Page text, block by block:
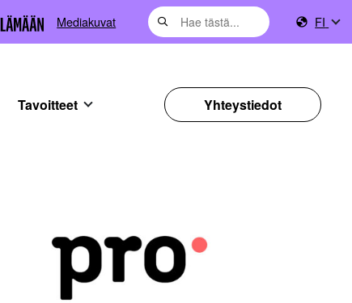
Mediakuvat FI
Tavoitteet Yhteystiedot